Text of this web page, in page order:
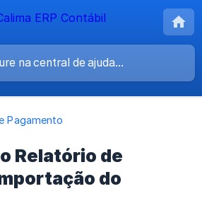
Pagamento
Relatório de
do